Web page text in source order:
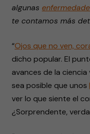
algunas
te contamos más
“Ojos que no ven,
dicho popular. El
avances de la ciencia
sea posible que unos
ver lo que siente el
¿Sorprendente,